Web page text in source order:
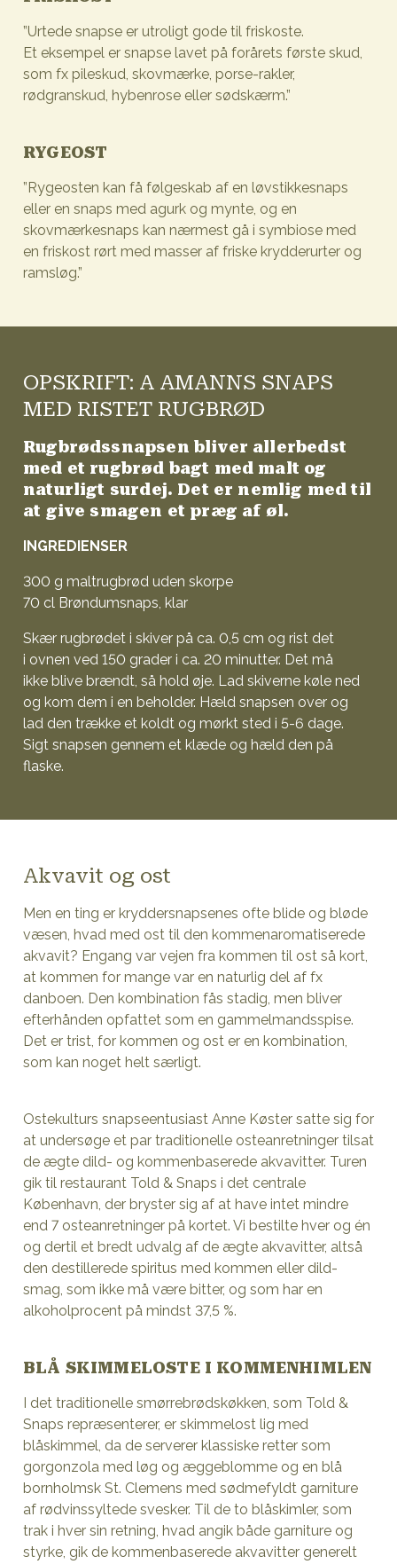
”Urtede snapse er utroligt gode til friskoste.
Et eksempel er snapse lavet på forårets første skud,
som fx pileskud, skovmærke, porse-rakler,
rødgranskud, hybenrose eller sødskærm.”
RYGEOST
”Rygeosten kan få følgeskab af en løvstikkesnaps
eller en snaps med agurk og mynte, og en
skovmærkesnaps kan nærmest gå i symbiose med
en friskost rørt med masser af friske krydderurter og
ramsløg.”
OPSKRIFT: A AMANNS SNAPS
MED RISTET RUGBRØD
Rugbrødssnapsen bliver allerbedst
med et rugbrød bagt med malt og
naturligt surdej. Det er nemlig med til
at give smagen et præg af øl.
INGREDIENSER
300 g maltrugbrød uden skorpe
70 cl Brøndumsnaps, klar
Skær rugbrødet i skiver på ca. 0,5 cm og rist det
i ovnen ved 150 grader i ca. 20 minutter. Det må
ikke blive brændt, så hold øje. Lad skiverne køle ned
og kom dem i en beholder. Hæld snapsen over og
lad den trække et koldt og mørkt sted i 5-6 dage.
Sigt snapsen gennem et klæde og hæld den på
flaske.
Akvavit og ost
Men en ting er kryddersnapsenes ofte blide og bløde
væsen, hvad med ost til den kommenaromatiserede
akvavit? Engang var vejen fra kommen til ost så kort,
at kommen for mange var en naturlig del af fx
danboen. Den kombination fås stadig, men bliver
efterhånden opfattet som en gammelmandsspise.
Det er trist, for kommen og ost er en kombination,
som kan noget helt særligt.
Ostekulturs snapseentusiast Anne Køster satte sig for
at undersøge et par traditionelle osteanretninger tilsat
de ægte dild- og kommenbaserede akvavitter. Turen
gik til restaurant Told & Snaps i det centrale
København, der bryster sig af at have intet mindre
end 7 osteanretninger på kortet. Vi bestilte hver og én
og dertil et bredt udvalg af de ægte akvavitter, altså
den destillerede spiritus med kommen eller dild-
smag, som ikke må være bitter, og som har en
alkoholprocent på mindst 37,5 %.
BLÅ SKIMMELOSTE I KOMMENHIMLEN
I det traditionelle smørrebrødskøkken, som Told &
Snaps repræsenterer, er skimmelost lig med
blåskimmel, da de serverer klassiske retter som
gorgonzola med løg og æggeblomme og en blå
bornholmsk St. Clemens med sødmefyldt garniture
af rødvinssyltede svesker. Til de to blåskimler, som
trak i hver sin retning, hvad angik både garniture og
styrke, gik de kommenbaserede akvavitter generelt